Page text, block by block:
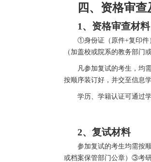
四、 资格审查
1、资格审查材料
①身份证（原件+复印件
（加盖校或院系的教务部门
凡参加复试的考生，均
按顺序装订好，并交至信息
学历、学籍认证可通过
2、复试材料
参加复试的考生均需按
或档案保管部门公章）③考